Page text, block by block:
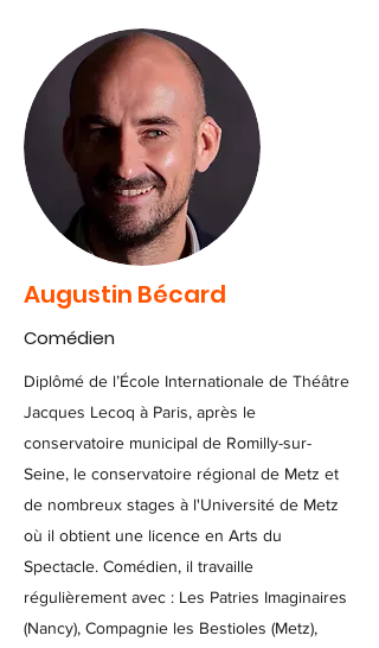
Augustin Bécard
Comédien
Diplômé de l’École Internationale de Théâtre
Jacques Lecoq à Paris, après le
conservatoire municipal de Romilly-sur-
Seine, le conservatoire régional de Metz et
de nombreux stages à l'Université de Metz
où il obtient une licence en Arts du
Spectacle. Comédien, il travaille
régulièrement avec : Les Patries Imaginaires
(Nancy), Compagnie les Bestioles (Metz),